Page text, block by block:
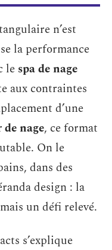
n’est
la performance
le spa de nage
aux contraintes
d’une
nage, ce format
On le
dans des
design : la
un défi relevé.
s’explique